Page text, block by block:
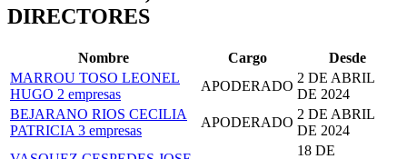
DIRECTORES
Nombre Cargo
Desde
MARROU TOSO LEONEL
HUGO 2 empresas
APODERADO
2 DE ABRIL
DE 2024
BEJARANO RIOS CECILIA
PATRICIA 3 empresas
APODERADO
2 DE ABRIL
DE 2024
18 DE